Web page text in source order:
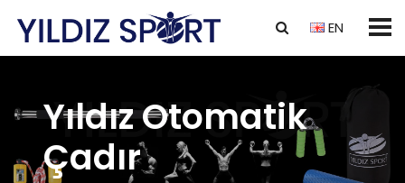
EN
Yıldız Otomatik
Çadır